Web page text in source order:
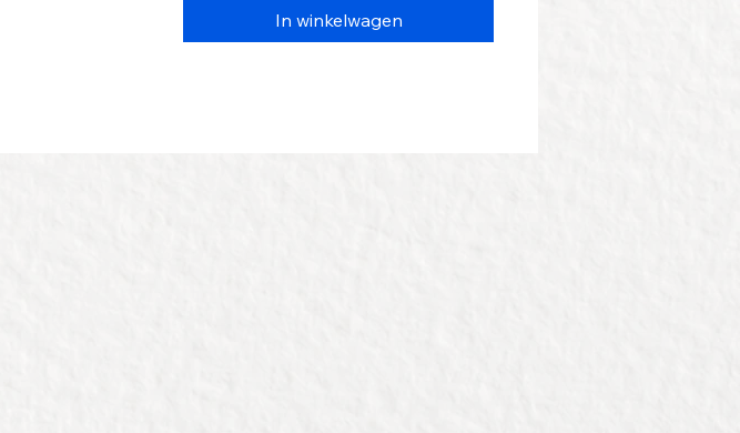
groter kan worden aangegeven in het
bestelproces.
In winkelwagen